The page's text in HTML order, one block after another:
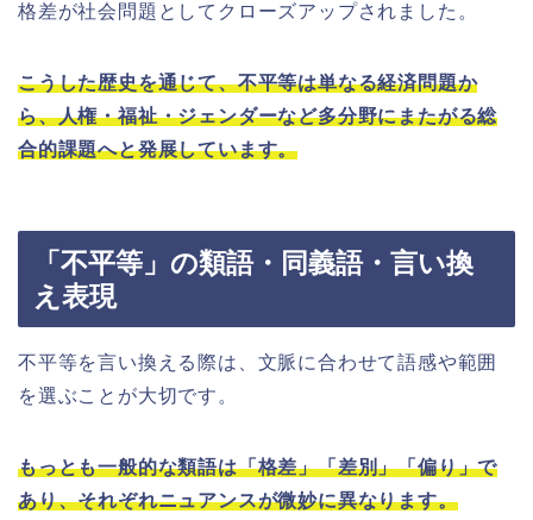
格差が社会問題としてクローズアップされました。
こうした歴史を通じて、不平等は単なる経済問題か
ら、人権・福祉・ジェンダーなど多分野にまたがる総
合的課題へと発展しています。
「不平等」の類語・同義語・言い換
え表現
不平等を言い換える際は、文脈に合わせて語感や範囲
を選ぶことが大切です。
もっとも一般的な類語は「格差」「差別」「偏り」で
あり、それぞれニュアンスが微妙に異なります。